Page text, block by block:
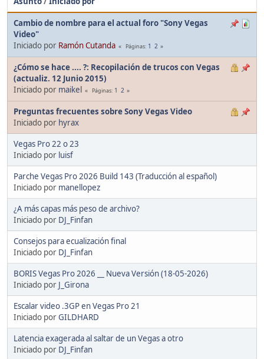
Cambio de nombre para el actual foro "Sony Vegas
Video"
Iniciado por Ramón Cutanda Páginas 1 2
¿Cómo se hace .... ?: Recopilación de trucos con Vegas
(actualiz. 12 Junio 2015)
Iniciado por maikel Páginas 1 2
Preguntas frecuentes sobre Sony Vegas Video
Iniciado por hyrax
Vegas Pro 22 o 23
Iniciado por luisf
Parche Vegas Pro 2026 Build 143 (Traducción al español)
Iniciado por manellopez
¿A más capas más peso de archivo?
Iniciado por DJ_Finfan
Consejos para ecualización final
Iniciado por DJ_Finfan
BORIS Vegas Pro 2026 __ Nueva Versión (18-05-2026)
Iniciado por J_Girona
Escalar video .3GP en Vegas Pro 21
Iniciado porGILDHARD
Latencia exagerada al saltar de un Vegas a otro
Iniciado por DJ_Finfan